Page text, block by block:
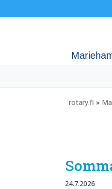
rotary.fi »
24.7.2026